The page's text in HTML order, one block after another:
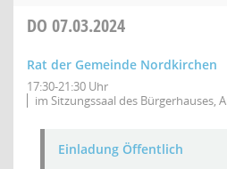
DO 07.03.2024
Rat der Gemeinde Nordkirchen
17:30-21:30 Uhr
im Sitzungssaal des Bürgerhauses,
Einladung Öffentlich